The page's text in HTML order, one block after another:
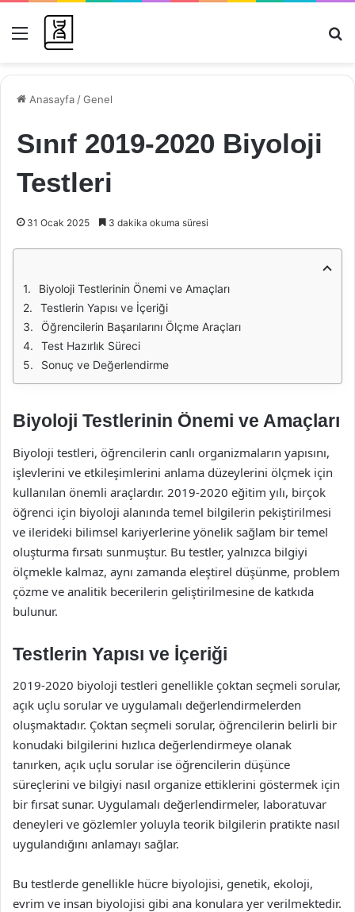
Menü
Anasayfa /Genel
Sınıf 2019-2020 Biyoloji
Testleri
31 Ocak 2025 3 dakika okuma süresi
Biyoloji Testlerinin Önemi ve Amaçları
Testlerin Yapısı ve İçeriği
Öğrencilerin Başarılarını Ölçme Araçları
Test Hazırlık Süreci
Sonuç ve Değerlendirme
Biyoloji Testlerinin Önemi ve Amaçları
Biyoloji testleri, öğrencilerin canlı organizmaların yapısını,
işlevlerini ve etkileşimlerini anlama düzeylerini ölçmek için
kullanılan önemli araçlardır. 2019-2020 eğitim yılı, birçok
öğrenci için biyoloji alanında temel bilgilerin pekiştirilmesi
ve ilerideki bilimsel kariyerlerine yönelik sağlam bir temel
oluşturma fırsatı sunmuştur. Bu testler, yalnızca bilgiyi
ölçmekle kalmaz, aynı zamanda eleştirel düşünme, problem
çözme ve analitik becerilerin geliştirilmesine de katkıda
bulunur.
Testlerin Yapısı ve İçeriği
2019-2020 biyoloji testleri genellikle çoktan seçmeli sorular,
açık uçlu sorular ve uygulamalı değerlendirmelerden
oluşmaktadır. Çoktan seçmeli sorular, öğrencilerin belirli bir
konudaki bilgilerini hızlıca değerlendirmeye olanak
tanırken, açık uçlu sorular ise öğrencilerin düşünce
süreçlerini ve bilgiyi nasıl organize ettiklerini göstermek için
bir fırsat sunar. Uygulamalı değerlendirmeler, laboratuvar
deneyleri ve gözlemler yoluyla teorik bilgilerin pratikte nasıl
uygulandığını anlamayı sağlar.
Bu testlerde genellikle hücre biyolojisi, genetik, ekoloji,
evrim ve insan biyolojisi gibi ana konulara yer verilmektedir.